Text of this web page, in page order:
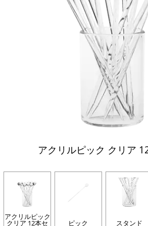
アクリルピック クリア
アクリルピック
クリア 12本セ ピック スタンド